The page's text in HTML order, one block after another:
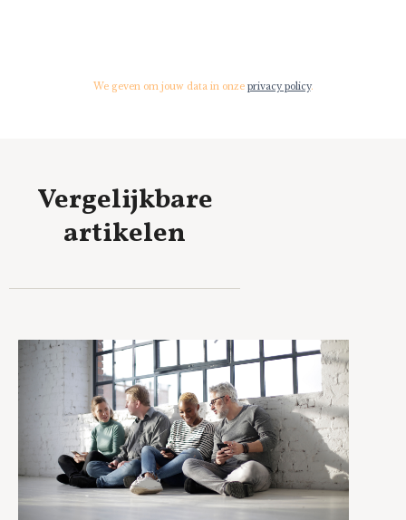
We geven om jouw data in onze privacy policy.
Vergelijkbare
artikelen